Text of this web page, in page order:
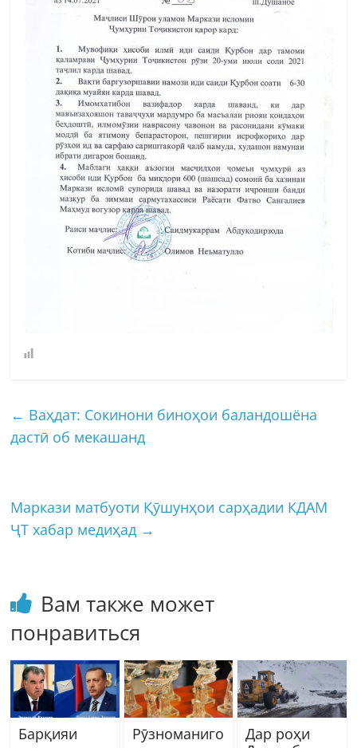
← Ваҳдат: Сокинони биноҳои баландошёна
дастӣ об мекашанд
Маркази матбуоти Қӯшунҳои сарҳадии КДАМ
ҶТ хабар медиҳад →
Вам также может
понравиться
Барқияи
Рӯзноманиго
Дар роҳи